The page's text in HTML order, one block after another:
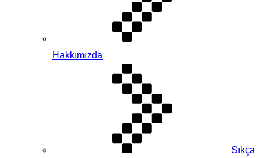
Hakkımızda
Sıkça